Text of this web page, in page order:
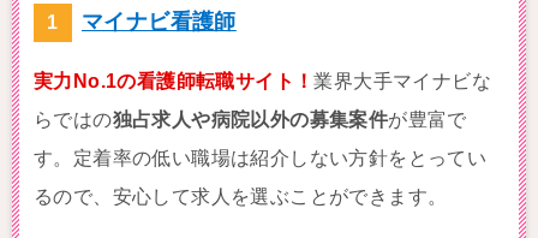
マイナビ看護師
実力No.1の看護師転職サイト！業界大手マイナビな
らではの独占求人や病院以外の募集案件が豊富で
す。定着率の低い職場は紹介しない方針をとってい
るので、安心して求人を選ぶことができます。